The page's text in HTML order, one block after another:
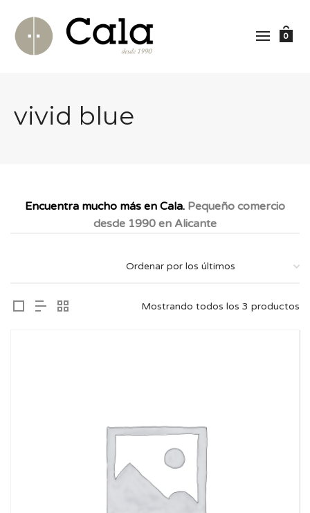
0
vivid blue
Encuentra mucho más en Cala. Pequeño comercio
desde 1990 en Alicante
Mostrando todos los 3 productos